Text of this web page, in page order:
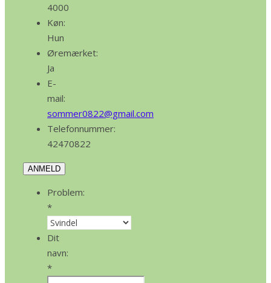
4000
Køn:
Hun
Øremærket:
Ja
E-
mail:
sommer0822@gmail.com
Telefonnummer:
42470822
ANMELD
Problem:
*
Dit
navn:
*